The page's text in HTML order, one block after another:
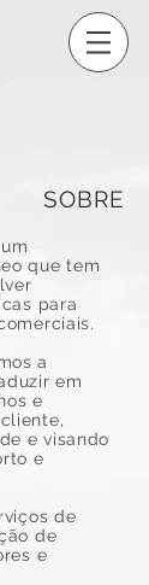
SOBRE
que tem
para
a
em
e
e visando
e
de
de
e